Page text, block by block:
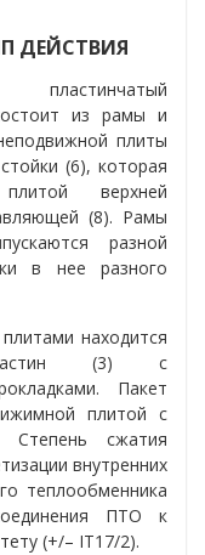
ДЕЙСТВИЯ
из рамы и
плиты
(6), которая
верхней
(8). Рамы
разной
в нее разного
находится
(3) с
Пакет
плитой с
сжатия
внутренних
теплообменника
ПТО к
(+/– IT17/2).